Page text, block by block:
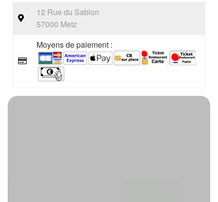
12 Rue du Sablon
57000 Metz
Moyens de paiement :